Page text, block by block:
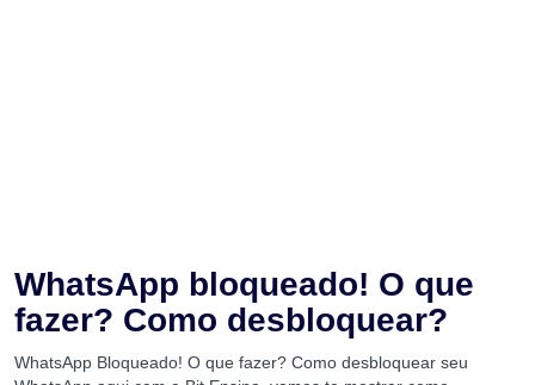
WhatsApp bloqueado! O que
fazer? Como desbloquear?
WhatsApp Bloqueado! O que fazer? Como desbloquear seu